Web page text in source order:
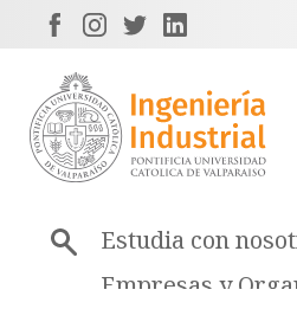
Estudia con
Empresas y